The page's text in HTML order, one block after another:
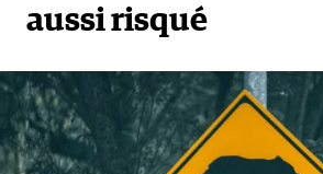
aussi risqué